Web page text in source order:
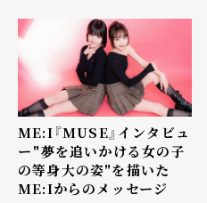
ME:I『MUSE』インタビュ
ー――"夢を追いかける女の子
の等身大の姿"を描いた
ME:Iからのメッセージ